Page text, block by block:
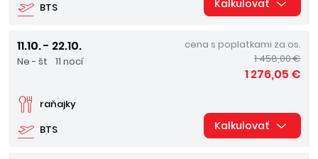
BTS Kalkulovať
11.10. - 22.10.
Ne - št 11 nocí
BTS
raňajky
cena s poplatkami za os.
1 458,00 €
1 276,05 €
Kalkulovať